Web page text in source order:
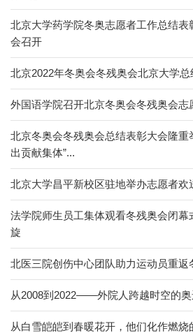
北京大学药学院冬奥志愿者工作总结表
会召开
北京2022年冬奥会冬残奥会北京大学
外国语学院召开北京冬奥会冬残奥会志
北京冬奥会冬残奥会总结表彰大会隆重
出贡献集体”...
北京大学昌平新校区驻地举办志愿者欢
法学院师生员工集体观看冬残奥会闭
旋
北医三院创伤中心团队助力运动员重返
从2008到2022——外院人跨越时空的
从白雪皑皑到春暖花开，他们化作燃